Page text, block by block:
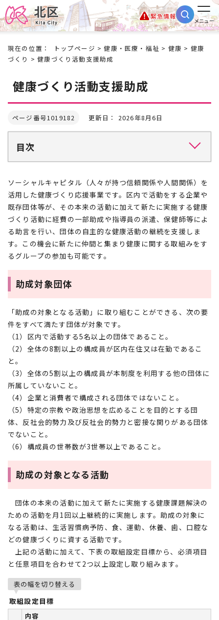
緊急情報
メニュー
現在の位置： トップページ >健康・医療・福祉 > 健康 > 健康
づくり > 健康づくり活動支援助成
健康づくり活動支援助成
ページ番号1019182 更新日： 2026年8月6日
目次
ソーシャルキャピタル（人々が持つ信頼関係や人間関係）を
活用した健康づくり応援事業です。区内で活動をする企業や
既存団体等が、その本来の活動に加えて新たに実施する健康
づくり活動に経費の一部助成や指導員の派遣、保健師等によ
る助言を行い、団体の自主的な健康活動の継続を支援しま
す。この機会に新たに仲間と集まり健康に関する取組みをす
るグループの参加も可能です。
助成対象団体
「助成の対象となる活動」に取り組むことができる、次の要
件をすべて満たす団体が対象です。
（1）区内で活動する5名以上の団体であること。
（2）全体の8割以上の構成員が区内在住又は在勤であるこ
と。
（3）全体の5割以上の構成員が本制度を利用する他の団体に
所属していないこと。
（4）企業と消費者で構成される団体ではないこと。
（5）特定の宗教や政治思想を広めることを目的とする団
体、反社会的勢力及び反社会的勢力と密接な関りがある団体
でないこと。
（6）構成員の世帯数が3世帯以上であること。
助成の対象となる活動
団体の本来の活動に加えて新たに実施する健康課題解決の
ための活動を月1回以上継続的に実施します。助成の対象に
なる活動は、生活習慣病予防、食、運動、休養、歯、口腔な
どの健康づくりに資する活動です。
上記の活動に加えて、下表の取組設定目標から、必須項目
と任意項目を合わせて2つ以上設定し取り組みます。
表の幅を切り替える
取組設定目標
内容